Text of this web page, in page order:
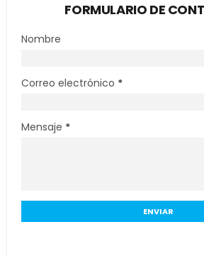
FORMULARIO DE
Nombre
Correo electrónico *
Mensaje *